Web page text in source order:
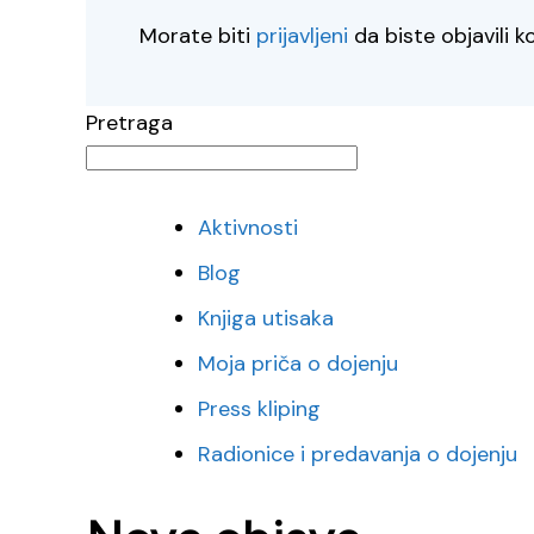
Morate biti prijavljeni da biste objavili
Pretraga
Aktivnosti
Blog
Knjiga utisaka
Moja priča o dojenju
Press kliping
Radionice i predavanja o dojenju